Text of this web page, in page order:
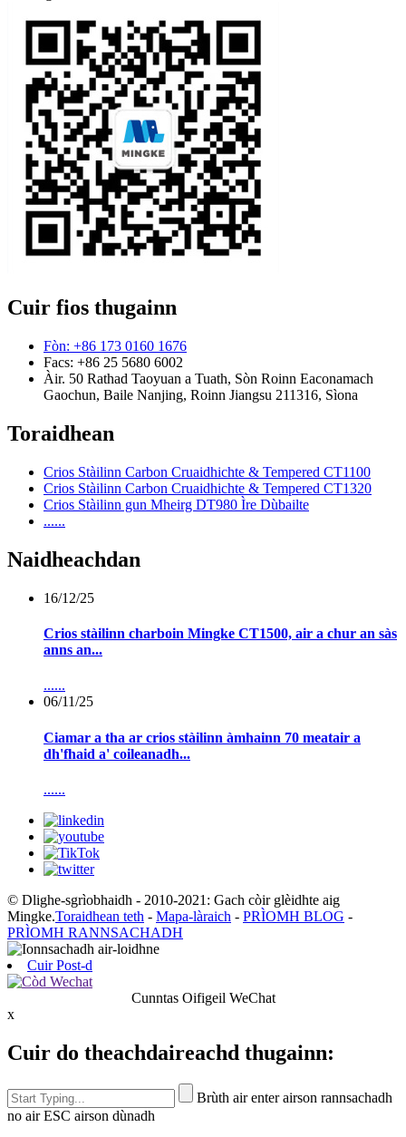
Cuir fios thugainn
Fòn: +86 173 0160 1676
Facs: +86 25 5680 6002
Àir. 50 Rathad Taoyuan a Tuath, Sòn Roinn Eaconamach
Gaochun, Baile Nanjing, Roinn Jiangsu 211316, Sìona
Toraidhean
Crios Stàilinn Carbon Cruaidhichte & Tempered CT1100
Crios Stàilinn Carbon Cruaidhichte & Tempered CT1320
Crios Stàilinn gun Mheirg DT980 Ìre Dùbailte
......
Naidheachdan
16/12/25
Crios stàilinn charboin Mingke CT1500, air a chur an sàs
anns an...
......
06/11/25
Ciamar a tha ar crios stàilinn àmhainn 70 meatair a
dh'fhaid a' coileanadh...
......
© Dlighe-sgrìobhaidh - 2010-2021: Gach còir glèidhte aig
Mingke.Toraidhean teth - Mapa-làraich - PRÌOMH BLOG -
PRÌOMH RANNSACHADH
Cuir Post-d
Cunntas Oifigeil WeChat
x
Cuir do theachdaireachd thugainn:
Brùth air enter airson rannsachadh
no air ESC airson dùnadh